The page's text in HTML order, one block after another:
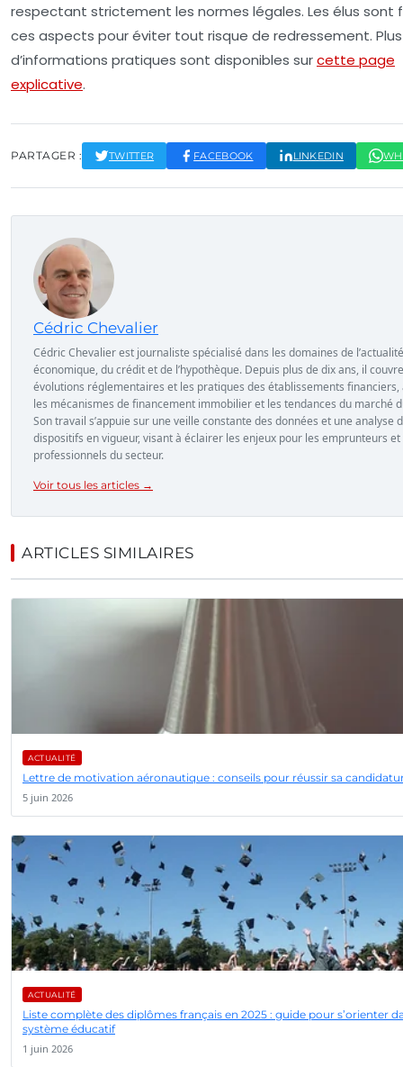
respectant strictement les normes légales. Les élus sont
ces aspects pour éviter tout risque de redressement. Plus
d’informations pratiques sont disponibles surcette page
explicative.
PARTAGER : TWITTER FACEBOOK LINKEDIN
Cédric Chevalier
Cédric Chevalier est journaliste spécialisé dans les domaines de l’actualité
économique, du crédit et de l’hypothèque. Depuis plus de dix ans, il
évolutions réglementaires et les pratiques des établissements financiers,
les mécanismes de financement immobilier et les tendances du marché
Son travail s’appuie sur une veille constante des données et une analyse
dispositifs en vigueur, visant à éclairer les enjeux pour les emprunteurs et
professionnels du secteur.
Voir tous les articles →
ARTICLES SIMILAIRES
ACTUALITÉ
Lettre de motivation aéronautique : conseils pour réussir sa
5 juin 2026
ACTUALITÉ
Liste complète des diplômes français en 2025 : guide pour s’orienter
système éducatif
1 juin 2026